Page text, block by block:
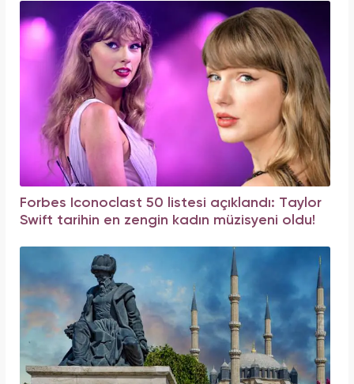
Forbes Iconoclast 50 listesi açıklandı: Taylor
Swift tarihin en zengin kadın müzisyeni oldu!